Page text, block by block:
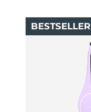
BESTSELLER